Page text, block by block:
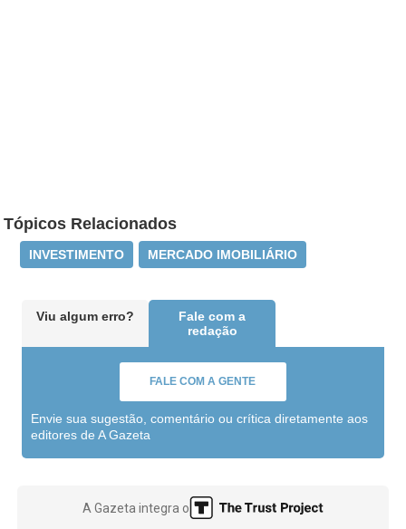
Tópicos Relacionados
INVESTIMENTO MERCADO IMOBILIÁRIO
Viu algum erro?
Fale com a
redação
FALE COM A GENTE
Envie sua sugestão, comentário ou crítica diretamente aos
editores de A Gazeta
A Gazeta integra o